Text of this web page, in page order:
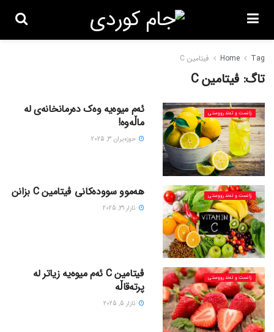
Home Tag ڤیتامین C
تاگ: ڤیتامین C
زانست و تەندرووستی
ئەم میوەیە وەک دەرمانخانەی لە
ماڵەوە!
حوزه‌یران 3, 2025
زانست و تەندرووستی هەموو سوودەکانی ڤیتامین C بزانن
ئازار 31, 2025
زانست و تەندرووستی
ڤیتامین C ئەم میوەیە زیاتر لە
پرتەقاڵە
ئازار 5, 2025